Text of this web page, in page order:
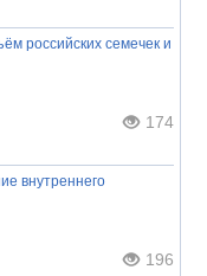
российских семечек и
174
внутреннего
196